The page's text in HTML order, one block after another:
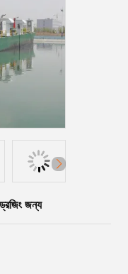
জন্য